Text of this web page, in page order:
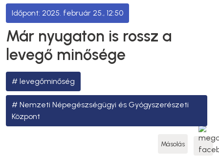
2025. február 25., 12:50
Már nyugaton is rossz a
levegő minősége
levegőminőség
Nemzeti Népegészségügyi és Gyógyszerészeti
Központ
Másolás